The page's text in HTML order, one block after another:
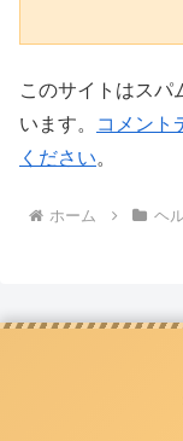
このサイトはスパ
います。
コメント
ください。
ホーム ヘ